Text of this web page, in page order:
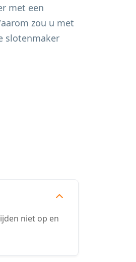
met een
zou u met
slotenmaker
niet op en